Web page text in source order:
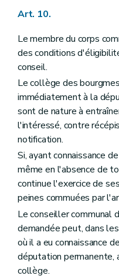
Art. 163
Art. 165
Art. 166
Art. 169
Titre IV De la
Chapitre premier
Art. 170
Art. 171
Art. 171
Chapitre II Des
Section
Art. 172
Art. 172bis
Art. 173 et
Art. 175
Art. 176 à
Chapitre III Du
Section
Art. 189
Section 2
De
Art. 10.
Le membre du corps
des conditions
conseil.
Le collège des
immédiatement à la
sont de nature à
l'intéressé, contre
notification.
Si, ayant connaissance
même en l'absence de
continue l'exercice de
peines commuées par
Le conseiller communal
demandée peut, dans
où il a eu connaissance
députation permanente,
collège.